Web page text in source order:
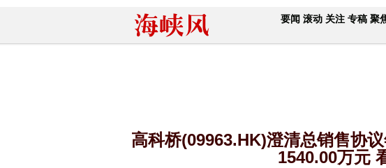
要闻 滚动 关注 专稿 聚
高科桥(09963.HK)澄清总销售协
1540.00万元